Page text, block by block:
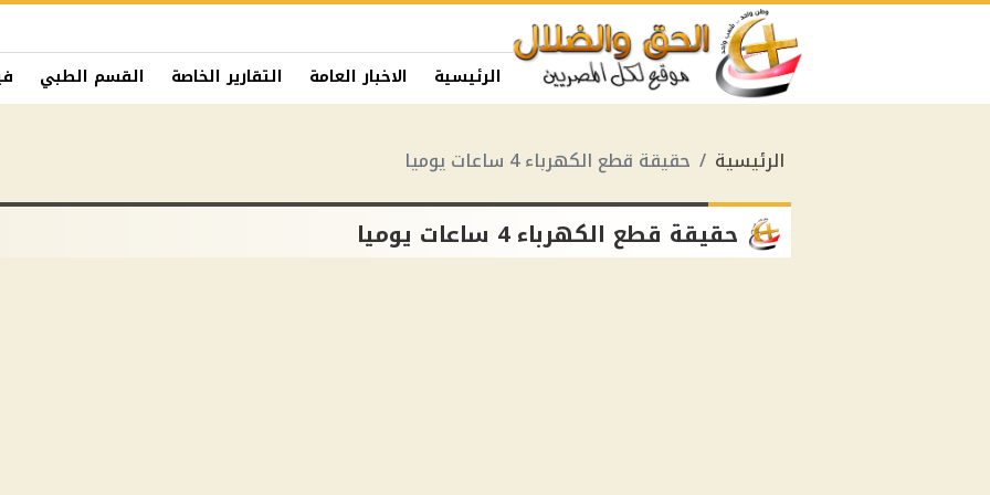
الرئيسية الاخبار العامة التقارير الخاصة القسم الطبي
الرئيسية حقيقة قطع الكهرباء 4 ساعات يوميا
حقيقة قطع الكهرباء 4 ساعات يوميا